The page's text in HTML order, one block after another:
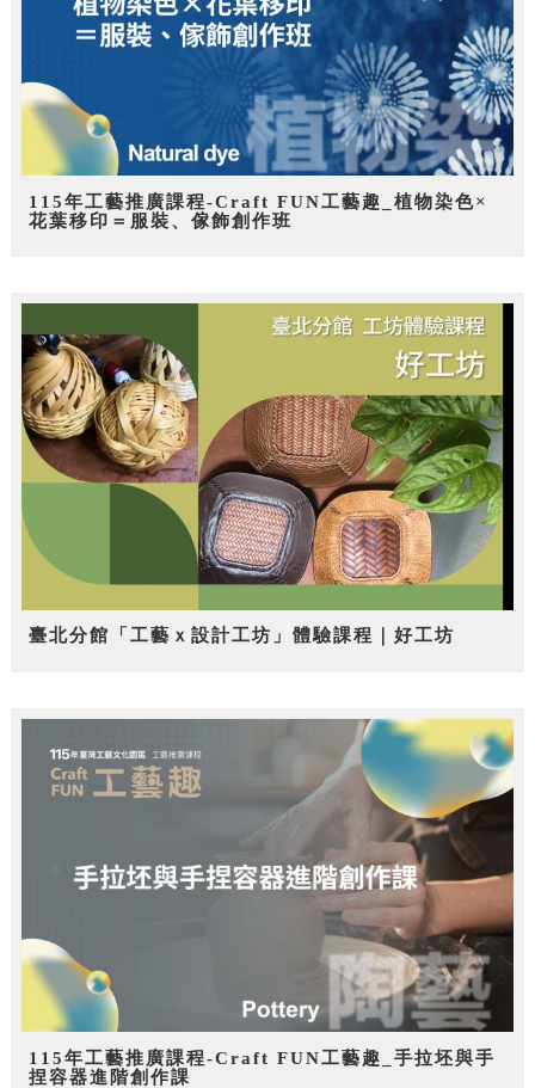
115年工藝推廣課程-Craft FUN工藝趣_植物染色×
花葉移印＝服裝、傢飾創作班
臺北分館「工藝ｘ設計工坊」體驗課程｜好工坊
115年工藝推廣課程-Craft FUN工藝趣_手拉坯與手
捏容器進階創作課